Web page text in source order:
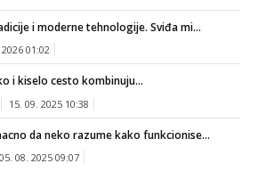
i moderne tehnologije. Sviđa mi...
01:02
i kiselo cesto kombinuju...
15. 09. 2025 10:38
da neko razume kako funkcionise...
05. 08. 2025 09:07